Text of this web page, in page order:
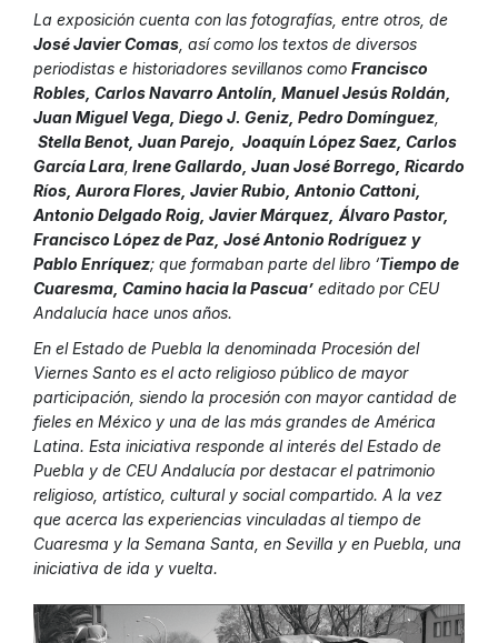
La exposición cuenta con las fotografías, entre otros, de
José Javier Comas, así como los textos de diversos
periodistas e historiadores sevillanos como Francisco
Robles, Carlos Navarro Antolín, Manuel Jesús Roldán,
Juan Miguel Vega, Diego J. Geniz, Pedro Domínguez,
Stella Benot, Juan Parejo, Joaquín López Saez, Carlos
García Lara, Irene Gallardo, Juan José Borrego, Ricardo
Ríos, Aurora Flores, Javier Rubio, Antonio Cattoni,
Antonio Delgado Roig, Javier Márquez, Álvaro Pastor,
Francisco López de Paz, José Antonio Rodríguez y
Pablo Enríquez; que formaban parte del libro ‘Tiempo de
Cuaresma, Camino hacia la Pascua’ editado por CEU
Andalucía hace unos años.
En el Estado de Puebla la denominada Procesión del
Viernes Santo es el acto religioso público de mayor
participación, siendo la procesión con mayor cantidad de
fieles en México y una de las más grandes de América
Latina. Esta iniciativa responde al interés del Estado de
Puebla y de CEU Andalucía por destacar el patrimonio
religioso, artístico, cultural y social compartido. A la vez
que acerca las experiencias vinculadas al tiempo de
Cuaresma y la Semana Santa, en Sevilla y en Puebla, una
iniciativa de ida y vuelta.